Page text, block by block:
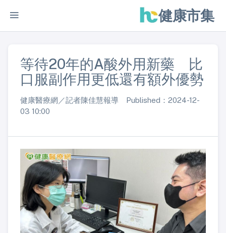
健康市集
等待20年的A酸外用新藥 比
口服副作用更低還有額外優勢
健康醫療網／記者陳佳慧報導 Published：2024-12-
03 10:00